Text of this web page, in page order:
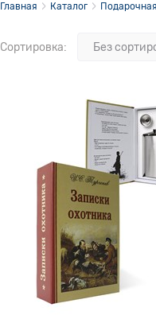
Главная Каталог
Сортировка: